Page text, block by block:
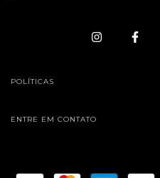
POLÍTICAS
ENTRE EM CONTATO